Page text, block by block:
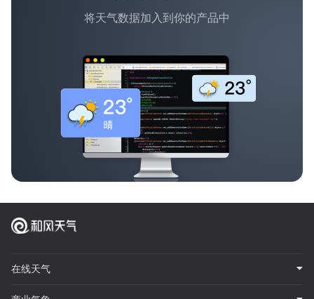
将天气数据加入到你的产品中
在线天气